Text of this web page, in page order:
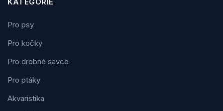
Pro psy
Pro kočky
Pro drobné savce
Pro ptáky
Akvaristika